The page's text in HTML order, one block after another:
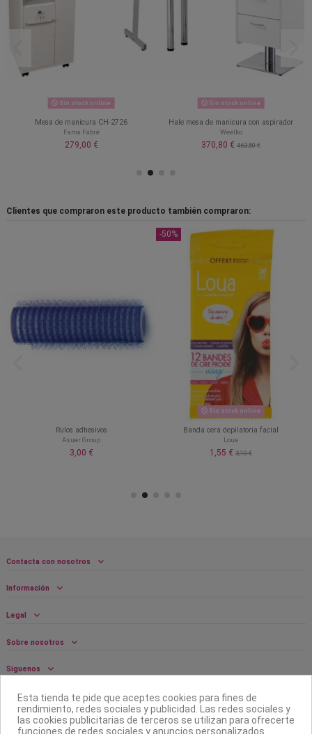
Sin stock online
Mesa de manicura CH-2726
Fama Fabré
279,00 €
Sin stock online
Hale mesa de manicura con aspirador
Weelko
370,80 € 463,50 €
Clientes que compraron este producto también compraron:
Rulos adhesivos
Asuer Group
3,00 €
-50%
Sin stock online
Banda cera depilatoria facial
Loua
1,55 € 3,10 €
Contacta con nosotros
Información
Legal
Sobre nosotros
Síguenos
Boletín
Esta tienda te pide que aceptes cookies para fines de
rendimiento, redes sociales y publicidad. Las redes sociales y
las cookies publicitarias de terceros se utilizan para ofrecerte
funciones de redes sociales y anuncios personalizados.